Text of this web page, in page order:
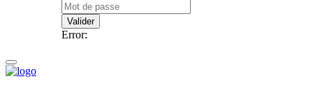
Valider
Error: